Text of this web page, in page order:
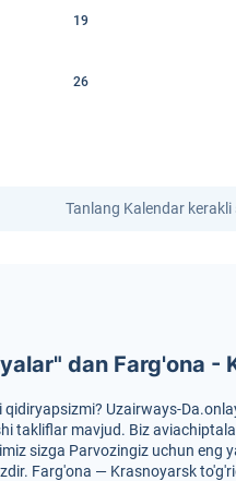
19
26
Tanlang Kalendar
dan Farg'ona
Uzairways-
takliflar mavjud. Biz
sizga Parvozingiz uchun
Farg'ona — Krasnoyarsk